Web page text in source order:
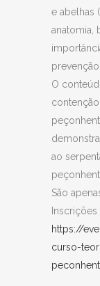
e abelhas
anatomia,
O
ao
São
https://
curso-